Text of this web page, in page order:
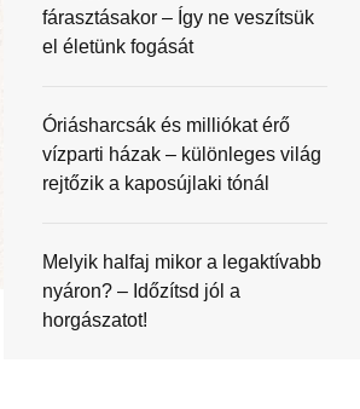
fárasztásakor – Így ne veszítsük
el életünk fogását
Óriásharcsák és milliókat érő
vízparti házak – különleges világ
rejtőzik a kaposújlaki tónál
Melyik halfaj mikor a legaktívabb
nyáron? – Időzítsd jól a
horgászatot!